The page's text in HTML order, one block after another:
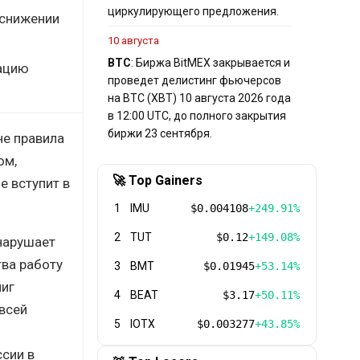
правила
вступит в
работу
в
циркулирующего предложения.
10 августа
BTC: Биржа BitMEX закрывается и
проведет делистинг фьючерсов
на BTC (XBT) 10 августа 2026 года
в 12:00 UTC, до полного закрытия
биржи 23 сентября.
🚀 Top Gainers
1 IMU $0.004108+249.91%
2 TUT $0.12+149.08%
3 BMT $0.01945+53.14%
4 BEAT $3.17+50.11%
5 IOTX $0.003277+43.85%